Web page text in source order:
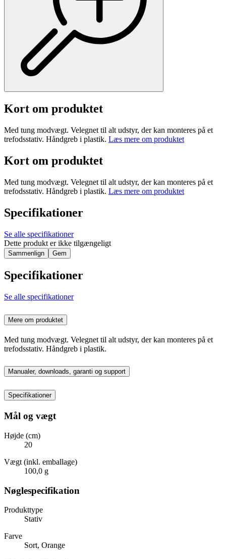
Kort om produktet
Med tung modvægt. Velegnet til alt udstyr, der kan monteres på et
trefodsstativ. Håndgreb i plastik. Læs mere om produktet
Kort om produktet
Med tung modvægt. Velegnet til alt udstyr, der kan monteres på et
trefodsstativ. Håndgreb i plastik. Læs mere om produktet
Specifikationer
Se alle specifikationer
Dette produkt er ikke tilgængeligt
Sammenlign Gem
Specifikationer
Se alle specifikationer
Mere om produktet
Med tung modvægt. Velegnet til alt udstyr, der kan monteres på et
trefodsstativ. Håndgreb i plastik.
Manualer, downloads, garanti og support
Specifikationer
Mål og vægt
Højde (cm)
20
Vægt (inkl. emballage)
100,0 g
Nøglespecifikation
Produkttype
Stativ
Farve
Sort, Orange